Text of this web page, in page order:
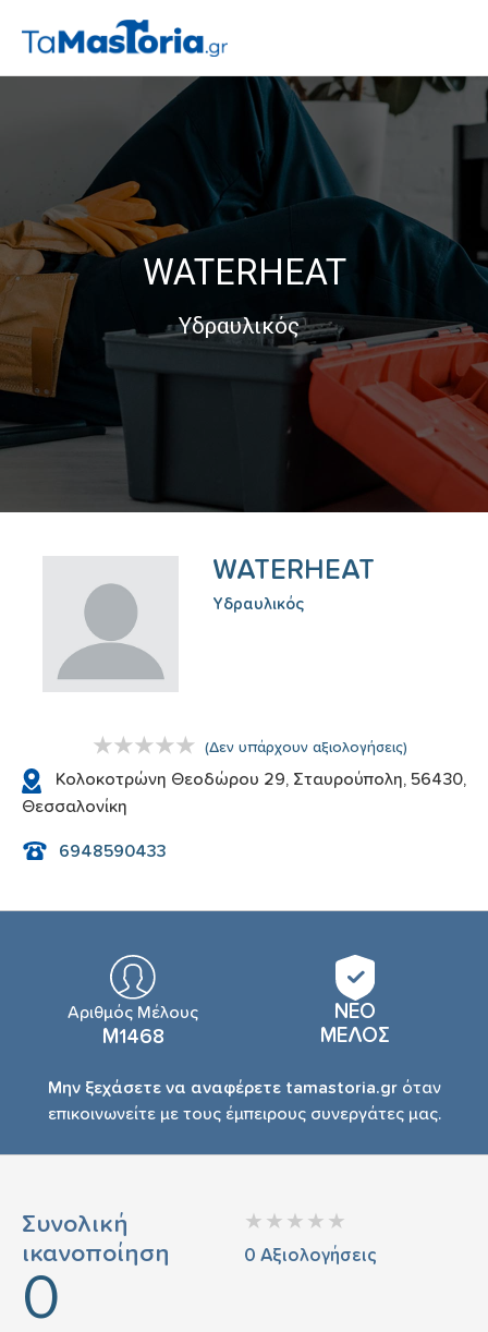
WATERHEAT
Υδραυλικός
WATERHEAT
Υδραυλικός
(Δεν υπάρχουν αξιολογήσεις)
Κολοκοτρώνη Θεοδώρου 29, Σταυρούπολη, 56430,
Θεσσαλονίκη
6948590433
Αριθμός Μέλους
Μ1468
ΝΕΟ
ΜΕΛΟΣ
Μην ξεχάσετε να αναφέρετε tamastoria.gr όταν
επικοινωνείτε με τους έμπειρους συνεργάτες μας.
Συνολική
ικανοποίηση
0
0 Αξιολογήσεις